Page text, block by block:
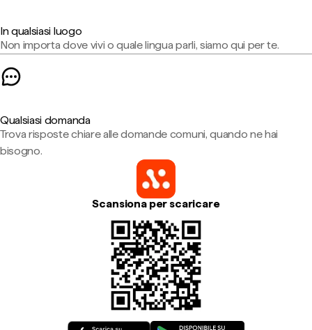
In qualsiasi luogo
Non importa dove vivi o quale lingua parli, siamo qui per te.
Qualsiasi domanda
Trova risposte chiare alle domande comuni, quando ne hai
bisogno.
Scansiona per scaricare